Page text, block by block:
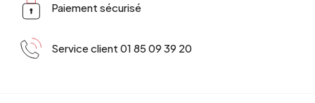
Paiement sécurisé
Service client 01 85 09 39 20